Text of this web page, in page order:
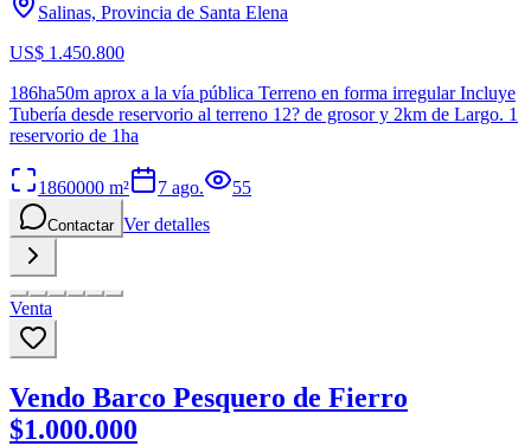
Salinas, Provincia de Santa Elena
US$ 1.450.800
186ha50m aprox a la vía pública Terreno en forma irregular Incluye
Tubería desde reservorio al terreno 12? de grosor y 2km de Largo. 1
reservorio de 1ha
1860000 m² 7 ago. 55
Contactar Ver detalles
Venta
Vendo Barco Pesquero de Fierro
$1.000.000